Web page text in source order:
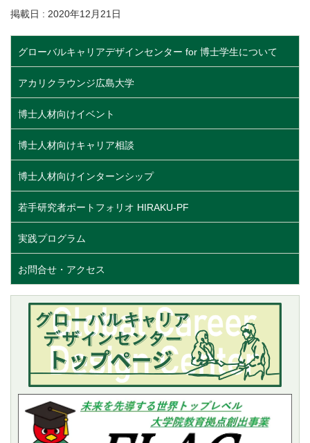
掲載日 : 2020年12月21日
グローバルキャリアデザインセンター for 博士学生について
アカリクラウンジ広島大学
博士人材向けイベント
博士人材向けキャリア相談
博士人材向けインターンシップ
若手研究者ポートフォリオ HIRAKU-PF
実践プログラム
お問合せ・アクセス